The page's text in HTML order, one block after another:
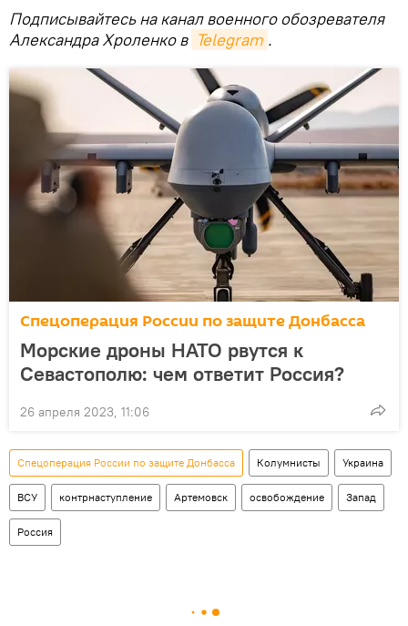
Подписывайтесь на канал военного обозревателя
Александра Хроленко в Telegram .
Спецоперация России по защите Донбасса
Морские дроны НАТО рвутся к
Севастополю: чем ответит Россия?
26 апреля 2023, 11:06
Спецоперация России по защите Донбасса Колумнисты Украина
ВСУ контрнаступление Артемовск освобождение Запад
Россия